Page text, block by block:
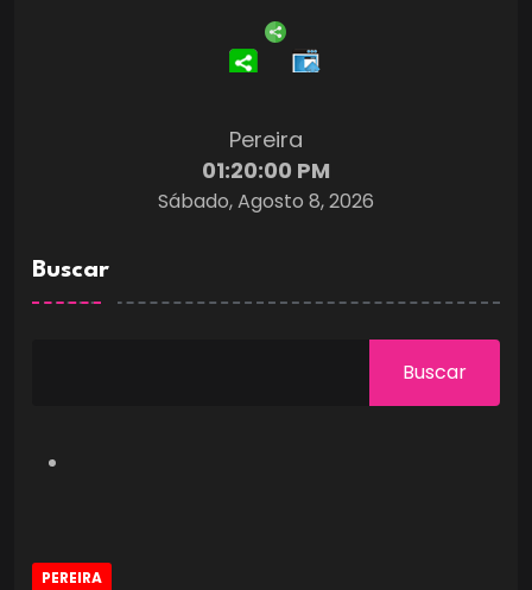
PEREIRA
Pereira
01:20:01 PM
Sábado, Agosto 8, 2026
Buscar
Buscar